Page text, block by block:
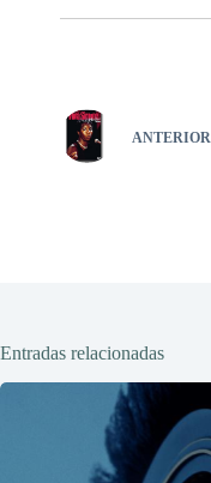
ANTERIOR
Entradas relacionadas